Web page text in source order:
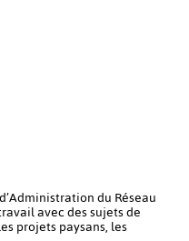
du Réseau
avec des sujets de
projets paysans, les